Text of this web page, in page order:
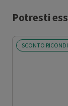
Potresti
SCONTO